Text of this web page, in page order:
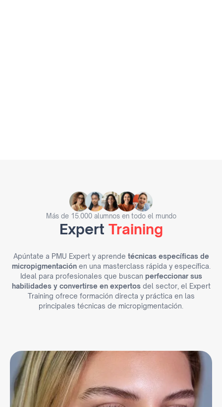
Expert Training
Más de 15.000 alumnos en todo el mundo
Apúntate a PMU Expert y aprende técnicas específicas de
micropigmentaciónen una masterclass rápida y específica.
Ideal para profesionales que buscan perfeccionar sus
habilidades y convertirse en expertosdel sector, el Expert
Training ofrece formación directa y práctica en las
principales técnicas de micropigmentación.